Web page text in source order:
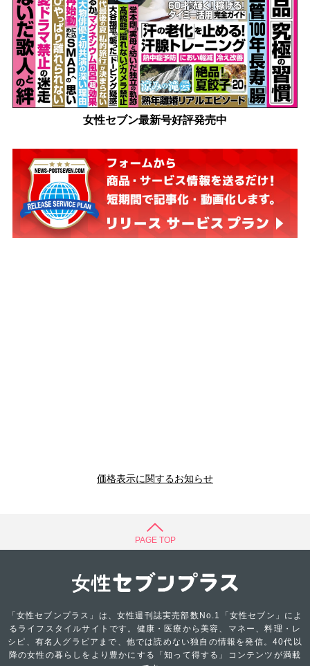
女性セブン最新号好評発売中
価格表示に関するお知らせ
PAGE TOP
「女性セブンプラス」は、女性週刊誌実売部数No.1「女性セブン」によ
るライフスタイルサイトです。健康・医療から美容、マネー、料理・レ
シピ、有名人グラビアまで、他では読めない独自の情報を発信。40代以
降の女性の暮らしをより豊かにする「知って得する」コンテンツが満載